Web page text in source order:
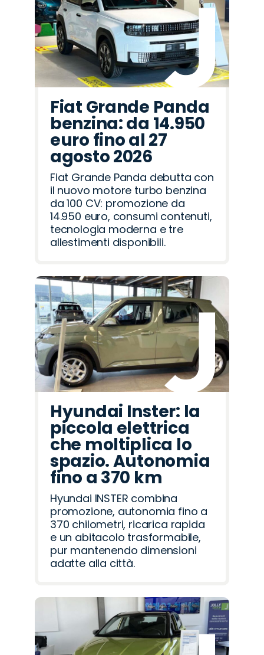
Fiat Grande Panda
benzina: da 14.950
euro fino al 27
agosto 2026
Fiat Grande Panda debutta con
il nuovo motore turbo benzina
da 100 CV: promozione da
14.950 euro, consumi contenuti,
tecnologia moderna e tre
allestimenti disponibili.
Hyundai Inster: la
piccola elettrica
che moltiplica lo
spazio. Autonomia
fino a 370 km
Hyundai INSTER combina
promozione, autonomia fino a
370 chilometri, ricarica rapida
e un abitacolo trasformabile,
pur mantenendo dimensioni
adatte alla città.